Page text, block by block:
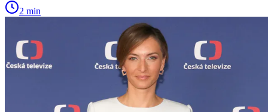
2 min